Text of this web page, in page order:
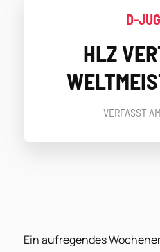
D-
HLZ
VERFASST AM
Ein aufregendes